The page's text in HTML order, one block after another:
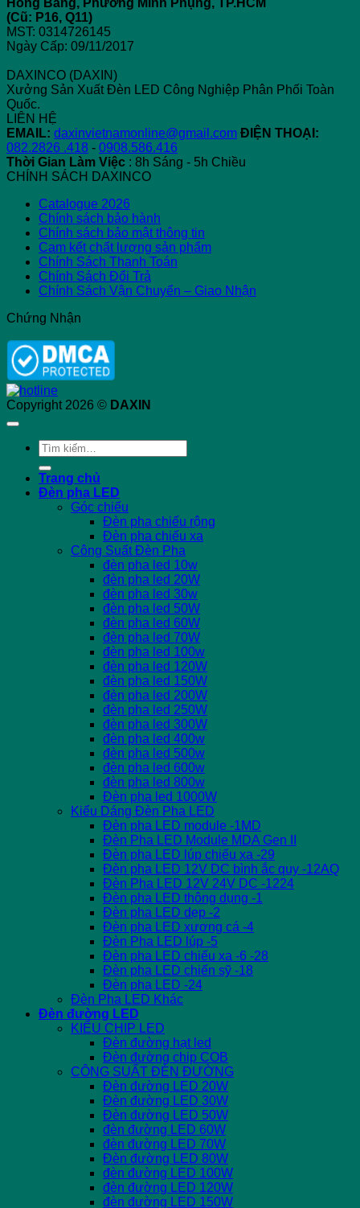
Sáng
Dụng
và
Triển
Hồng Bàng, Phường Minh Phụng, TP.HCM
(Cũ: P16, Q11)
MST: 0314726145
Ngày Cấp: 09/11/2017
DAXINCO (DAXIN)
Xưởng Sản Xuất Đèn LED Công Nghiệp Phân Phối Toàn
Quốc.
LIÊN HỆ
EMAIL: daxinvietnamonline@gmail.com ĐIỆN THOẠI:
082.2826 .418 - 0908.586.416
Thời Gian Làm Việc : 8h Sáng - 5h Chiều
CHÍNH SÁCH DAXINCO
Catalogue 2026
Chính sách bảo hành
Chính sách bảo mật thông tin
Cam kết chất lượng sản phẩm
Chính Sách Thanh Toán
Chính Sách Đổi Trả
Chính Sách Vận Chuyển – Giao Nhận
Chứng Nhận
Copyright 2026 © DAXIN
Tìm
kiếm:
Trang chủ
Đèn pha LED
Góc chiếu
Đèn pha chiếu rộng
Đèn pha chiếu xa
Công Suất Đèn Pha
đèn pha led 10w
đèn pha led 20W
đèn pha led 30w
đèn pha led 50W
đèn pha led 60W
đèn pha led 70W
đèn pha led 100w
đèn pha led 120W
đèn pha led 150W
đèn pha led 200W
đèn pha led 250W
đèn pha led 300W
đèn pha led 400w
đèn pha led 500w
đèn pha led 600w
đèn pha led 800w
Đèn pha led 1000W
Kiểu Dáng Đèn Pha LED
Đèn pha LED module -1MD
Đèn Pha LED Module MDA Gen II
Đèn pha LED lúp chiếu xa -29
Đèn pha LED 12V DC bình ắc quy -12AQ
Đèn Pha LED 12V 24V DC -1224
Đèn pha LED thông dụng -1
Đèn pha LED dẹp -2
Đèn pha LED xương cá -4
Đèn Pha LED lúp -5
Đèn pha LED chiếu xa -6 -28
Đèn pha LED chiến sỹ -18
Đèn pha LED -24
Đèn Pha LED Khác
Đèn đường LED
KIỂU CHIP LED
Đèn đường hạt led
Đèn đường chip COB
CÔNG SUẤT ĐÈN ĐƯỜNG
Đèn đường LED 20W
Đèn đường LED 30W
Đèn đường LED 50W
đèn đường LED 60W
đèn đường LED 70W
Đèn đường LED 80W
đèn đường LED 100W
đèn đường LED 120W
đèn đường LED 150W